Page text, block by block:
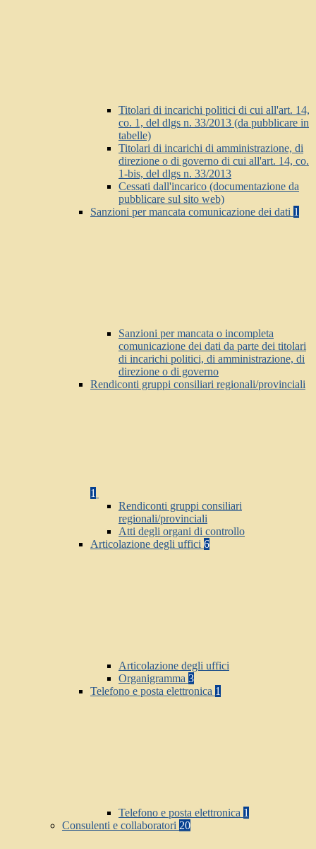
Titolari di incarichi politici di cui all'art. 14,
co. 1, del dlgs n. 33/2013 (da pubblicare in
tabelle)
Titolari di incarichi di amministrazione, di
direzione o di governo di cui all'art. 14, co.
1-bis, del dlgs n. 33/2013
Cessati dall'incarico (documentazione da
pubblicare sul sito web)
Sanzioni per mancata comunicazione dei dati 1
Sanzioni per mancata o incompleta
comunicazione dei dati da parte dei titolari
di incarichi politici, di amministrazione, di
direzione o di governo
Rendiconti gruppi consiliari regionali/provinciali
1
Rendiconti gruppi consiliari
regionali/provinciali
Atti degli organi di controllo
Articolazione degli uffici 6
Articolazione degli uffici
Organigramma 3
Telefono e posta elettronica 1
Telefono e posta elettronica 1
Consulenti e collaboratori 20